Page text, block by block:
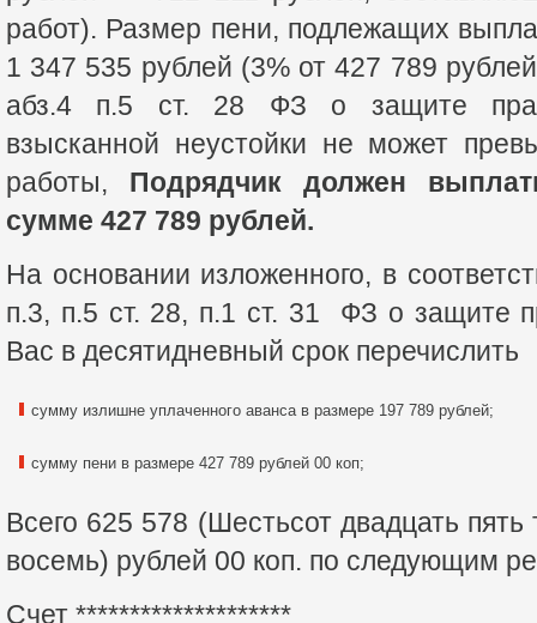
работ). Размер пени, подлежащих
1 347 535 рублей (3% от 427 789
абз.4 п.5 ст. 28 ФЗ о защите
взысканной неустойки не может
работы, Подрядчик должен
сумме 427 789 рублей.
На основании изложенного, в
п.3, п.5 ст. 28, п.1 ст. 31 ФЗ о защите
Вас в десятидневный срок перечислить
сумму излишне уплаченного аванса в размере 197 789 рублей;
сумму пени в размере 427 789 рублей 00 коп;
Всего 625 578 (Шестьсот двадцать пять
восемь) рублей 00 коп. по следующим
Счет ********************